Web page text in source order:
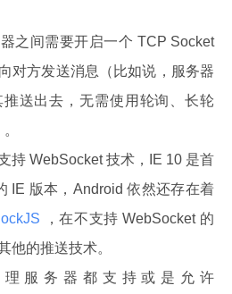
之间需要开启一个 TCP Socket
对方发送消息（比如说，服务器
送出去，无需使用轮询、长轮
持 WebSocket 技术，IE 10 是首
IE 版本，Android 依然还存在着
，在不支持 WebSocket 的
他的推送技术。
服务器都支持或是允许